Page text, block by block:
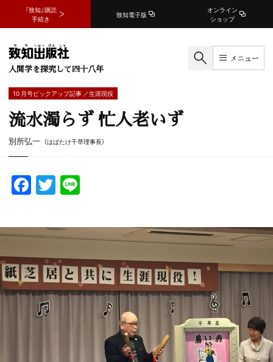
『致知』購読
手続き
致知電子版
オンライン
ショップ
人間学を探究して四十八年
メニュー
10 月号ピックアップ記事 ／生涯現役
流水濁らず 忙人老いず
別所弘一 （はばたけ千早理事長）
F
a
c
e
b
o
o
k
T
w
itt
er
e